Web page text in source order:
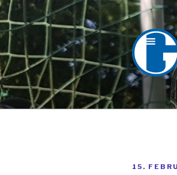
Zum
Inhalt
springen
15.